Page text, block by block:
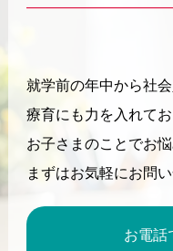
就学前の年中から社
療育にも力を入れてお
お子さまのことでお
まずはお気軽にお問
お電話